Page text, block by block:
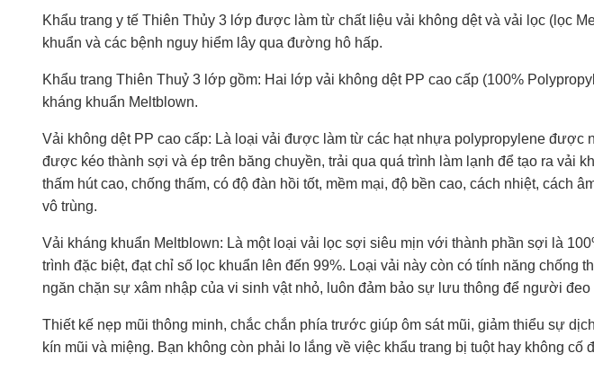
Khẩu trang y tế Thiên Thủy 3 lớp được làm từ chất liệu vải không dệt và vải lọc (lọc
khuẩn và các bệnh nguy hiểm lây qua đường hô hấp.
Khẩu trang Thiên Thuỷ 3 lớp gồm: Hai lớp vải không dệt PP cao cấp (100%
kháng khuẩn Meltblown.
Vải không dệt PP cao cấp: Là loại vải được làm từ các hạt nhựa polypropylene được
được kéo thành sợi và ép trên băng chuyền, trải qua quá trình làm lạnh để tạo ra vải
thấm hút cao, chống thấm, có độ đàn hồi tốt, mềm mại, độ bền cao, cách nhiệt, cách
vô trùng.
Vải kháng khuẩn Meltblown: Là một loại vải lọc sợi siêu mịn với thành phần sợi là
trình đặc biệt, đạt chỉ số lọc khuẩn lên đến 99%. Loại vải này còn có tính năng chống
ngăn chặn sự xâm nhập của vi sinh vật nhỏ, luôn đảm bảo sự lưu thông để người đeo
Thiết kế nẹp mũi thông minh, chắc chắn phía trước giúp ôm sát mũi, giảm thiểu sự
kín mũi và miệng. Bạn không còn phải lo lắng về việc khẩu trang bị tuột hay không cố